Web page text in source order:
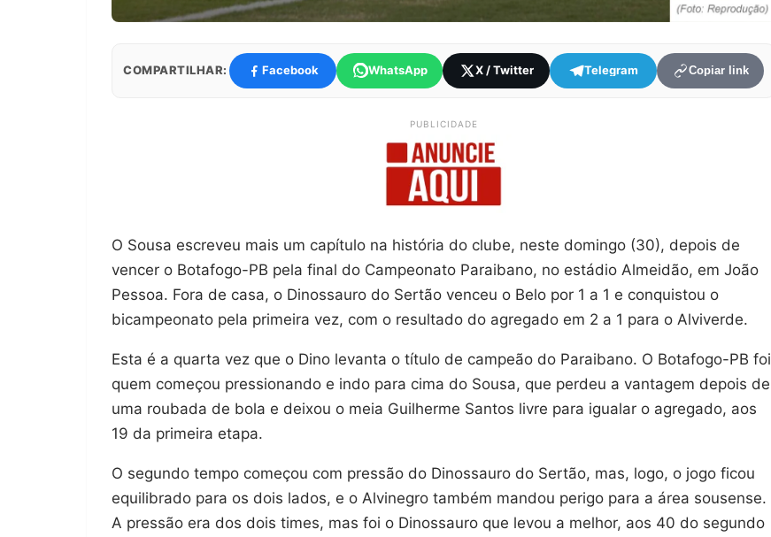
COMPARTILHAR: Facebook WhatsApp X / Twitter Telegram Copiar link
PUBLICIDADE
O Sousa escreveu mais um capítulo na história do clube, neste domingo (30), depois de
vencer o Botafogo-PB pela final do Campeonato Paraibano, no estádio Almeidão, em João
Pessoa. Fora de casa, o Dinossauro do Sertão venceu o Belo por 1 a 1 e conquistou o
bicampeonato pela primeira vez, com o resultado do agregado em 2 a 1 para o Alviverde.
Esta é a quarta vez que o Dino levanta o título de campeão do Paraibano. O Botafogo-PB foi
quem começou pressionando e indo para cima do Sousa, que perdeu a vantagem depois de
uma roubada de bola e deixou o meia Guilherme Santos livre para igualar o agregado, aos
19 da primeira etapa.
O segundo tempo começou com pressão do Dinossauro do Sertão, mas, logo, o jogo ficou
equilibrado para os dois lados, e o Alvinegro também mandou perigo para a área sousense.
A pressão era dos dois times, mas foi o Dinossauro que levou a melhor, aos 40 do segundo